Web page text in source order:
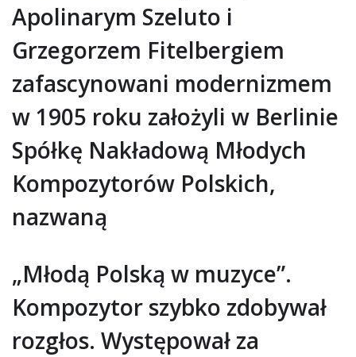
Apolinarym Szeluto i
Grzegorzem Fitelbergiem
zafascynowani modernizmem
w 1905 roku założyli w Berlinie
Spółkę Nakładową Młodych
Kompozytorów Polskich,
nazwaną
„Młodą Polską w muzyce”.
Kompozytor szybko zdobywał
rozgłos. Występował za